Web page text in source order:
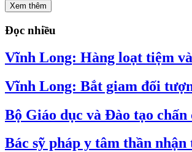
Xem thêm
Đọc nhiều
Vĩnh Long: Hàng loạt tiệm
Vĩnh Long: Bắt giam đối
Bộ Giáo dục và Đào tạo
Bác sỹ pháp y tâm thần